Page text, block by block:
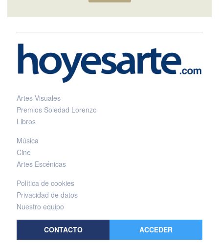
Artes Visuales
Premios Soledad Lorenzo
Libros
Música
Cine
Artes Escénicas
Política de cookies
Privacidad de datos
Nuestro equipo
CONTACTO ACCEDER